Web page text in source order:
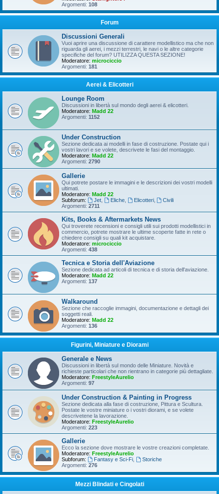
Argomenti: 108
Forum
Discussioni Generali
Vuoi aprire una discussione di carattere modellistico ma che non
riguarda gli aerei, i mezzi terrestri, le navi o le altre categorie
specifiche del forum? UTILIZZA QUESTA SEZIONE!
Moderatore: microciccio
Argomenti: 181
Aerei & Elicotteri
Lounge Room
Discussioni in libertà sul mondo degli aerei & elicotteri.
Moderatore: Madd 22
Argomenti: 1152
Under Construction
Sezione dedicata ai modelli in fase di costruzione. Postate qui i
vostri lavori e se volete, descrivete le fasi del montaggio.
Moderatore: Madd 22
Argomenti: 2790
Gallerie
Qui potrete postare le immagini e le descrizioni dei vostri modelli
ultimati.
Moderatore: Madd 22
Subforum:
Jet, Eliche, Elicotteri,
Civili
Argomenti: 2711
Kits, Books & Aftermarkets News
Qui troverete recensioni e consigli utili sui prodotti modellistici in
commercio, potrete mostrare le ultime scoperte fatte in rete o
chiedere consigli su quali kit acquistare.
Moderatore: microciccio
Argomenti: 438
Tecnica e Storia dell'Aviazione
Sezione dedicata ad articoli di tecnica e di storia dell'aviazione.
Moderatore: Madd 22
Argomenti: 137
Walkaround
Sezione che raccoglie immagini, documentazione e dettagli dei
soggetti reali.
Moderatore: Madd 22
Argomenti: 136
Figurini, Miniature e Diorami
Generale e News
Discussioni in libertà sul mondo delle Miniature. Novità e
richieste particolari che non rientrano in categorie più dettagliate.
Moderatore: FreestyleAurelio
Argomenti: 97
Under Construction & Painting in Progress
Sezione dedicata alla fase di costruzione, Pittura e Scultura.
Postate le vostre miniature o i vostri diorami, e se volete
descrivetene la lavorazione.
Moderatore: FreestyleAurelio
Argomenti: 223
Gallerie
Ecco la sezione dove mostrare le vostre creazioni completate.
Moderatore: FreestyleAurelio
Subforum:
Fantasy e Sci-Fi,
Storiche
Argomenti: 276
Mezzi Blindati e Cingolati